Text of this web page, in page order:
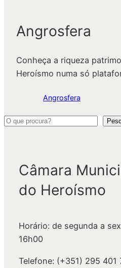
Angrosfera
Conheça a riqueza
Heroísmo numa só
Angrosfera
P
Câmara
do Heroísmo
Horário: de segunda a
16h00
Telefone: (+351) 295 401